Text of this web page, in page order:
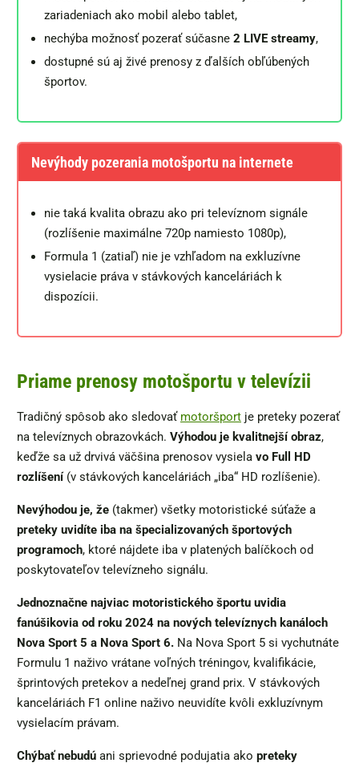
zariadeniach ako mobil alebo tablet,
nechýba možnosť pozerať súčasne 2 LIVE streamy,
dostupné sú aj živé prenosy z ďalších obľúbených
športov.
Nevýhody pozerania motošportu na internete
nie taká kvalita obrazu ako pri televíznom signále
(rozlíšenie maximálne 720p namiesto 1080p),
Formula 1 (zatiaľ) nie je vzhľadom na exkluzívne
vysielacie práva v stávkových kanceláriách k
dispozícii.
Priame prenosy motošportu v televízii
Tradičný spôsob ako sledovať motoršport je preteky pozerať
na televíznych obrazovkách. Výhodou je kvalitnejší obraz,
keďže sa už drvivá väčšina prenosov vysiela vo Full HD
rozlíšení(v stávkových kanceláriách „iba“ HD rozlíšenie).
Nevýhodou je, že (takmer) všetky motoristické súťaže a
preteky uvidíte iba na špecializovaných športových
programoch, ktoré nájdete iba v platených balíčkoch od
poskytovateľov televízneho signálu.
Jednoznačne najviac motoristického športu uvidia
fanúšikovia od roku 2024 na nových televíznych kanáloch
Nova Sport 5 a Nova Sport 6. Na Nova Sport 5 si vychutnáte
Formulu 1 naživo vrátane voľných tréningov, kvalifikácie,
šprintových pretekov a nedeľnej grand prix. V stávkových
kanceláriách F1 online naživo neuvidíte kvôli exkluzívnym
vysielacím právam.
Chýbať nebudú ani sprievodné podujatia ako preteky